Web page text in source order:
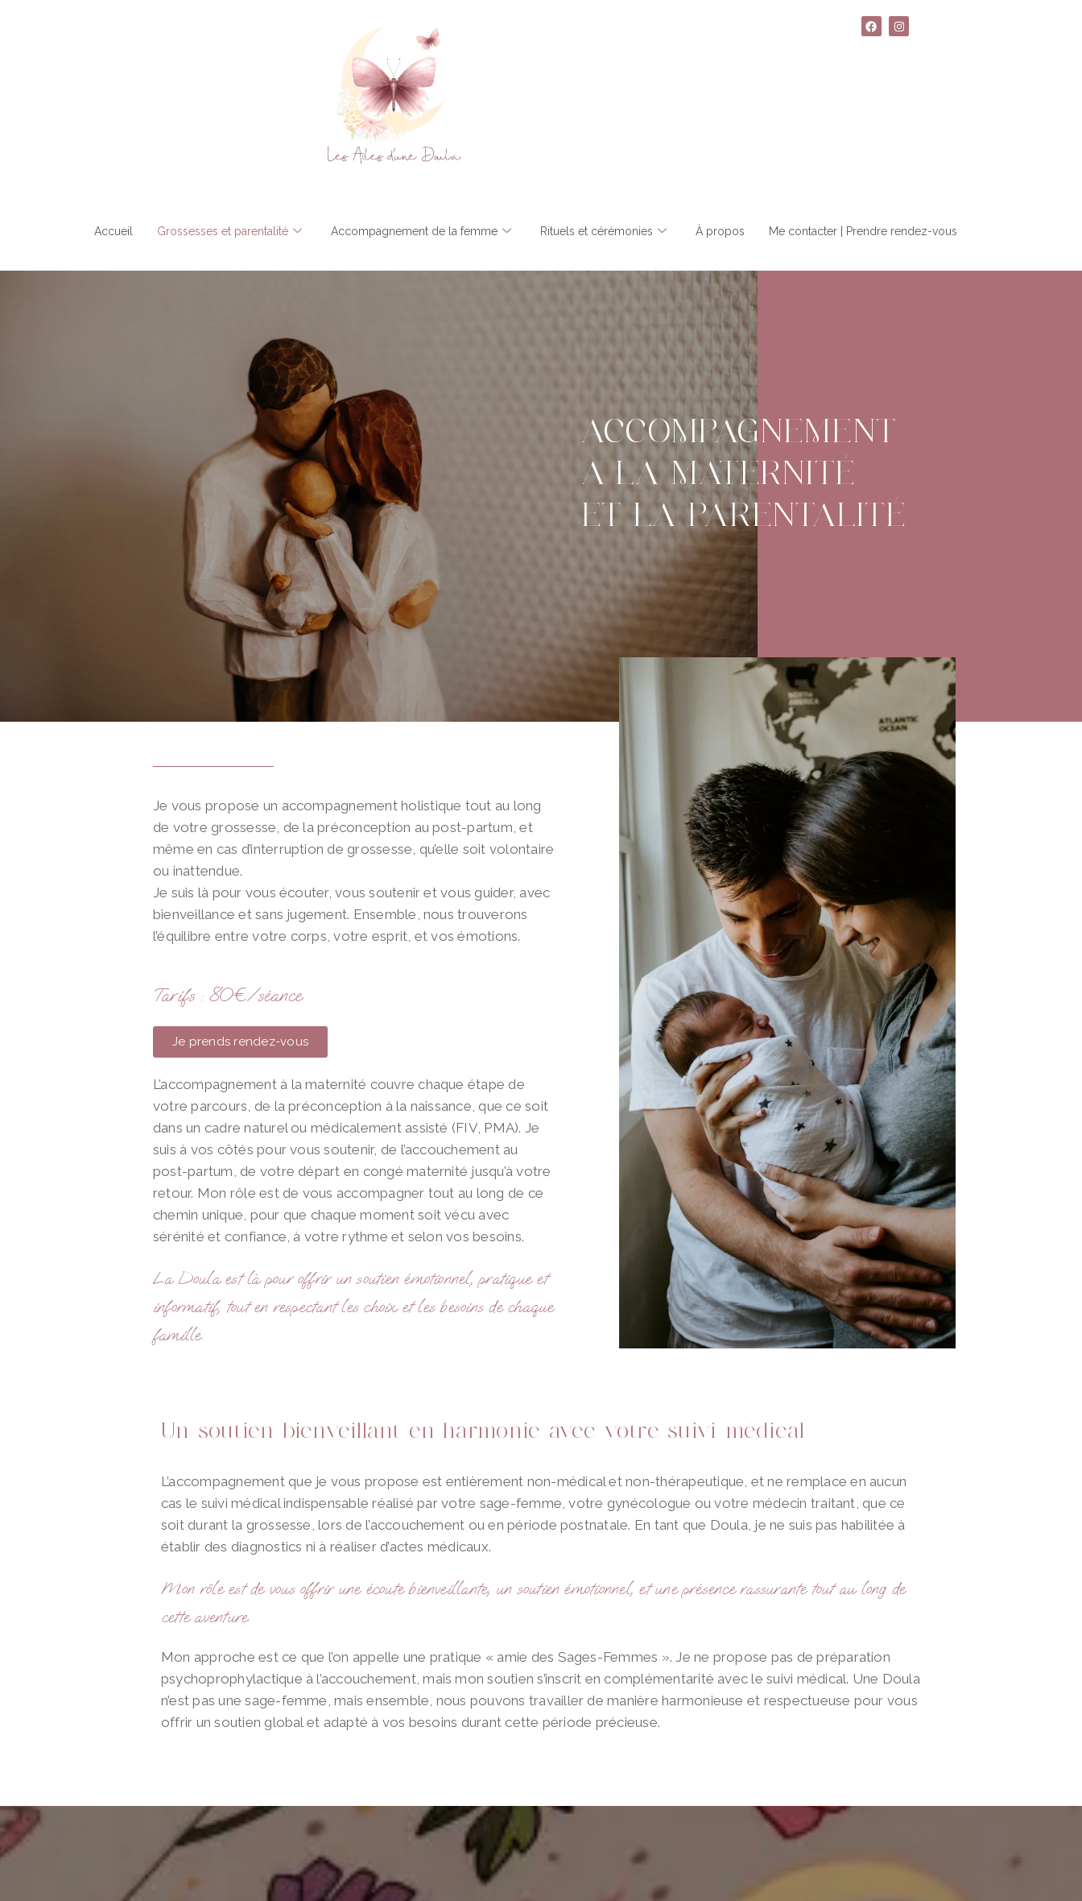
Accueil Grossesses et parentalité Accompagnement de la femme Rituels et cérémonies À propos Me contacter | Prendre rendez-vous
ACCOMPAGNEMENT
À LA MATERNITÉ
ET LA PARENTALITÉ
Je vous propose un accompagnement holistique tout au long
de votre grossesse, de la préconception au post-partum, et
même en cas d’interruption de grossesse, qu’elle soit volontaire
ou inattendue.
Je suis là pour vous écouter, vous soutenir et vous guider, avec
bienveillance et sans jugement. Ensemble, nous trouverons
l’équilibre entre votre corps, votre esprit, et vos émotions.
Tarifs : 80€/séance
Je prends rendez-vous
L’accompagnement à la maternité couvre chaque étape de
votre parcours, de la préconception à la naissance, que ce soit
dans un cadre naturel ou médicalement assisté (FIV, PMA). Je
suis à vos côtés pour vous soutenir, de l’accouchement au
post-partum, de votre départ en congé maternité jusqu’à votre
retour. Mon rôle est de vous accompagner tout au long de ce
chemin unique, pour que chaque moment soit vécu avec
sérénité et confiance, à votre rythme et selon vos besoins.
La Doula est là pour offrir un soutien émotionnel, pratique et
informatif, tout en respectant les choix et les besoins de chaque
famille.
Un soutien bienveillant en harmonie avec votre suivi médical
L’accompagnement que je vous propose est entièrement non-médical et non-thérapeutique, et ne remplace en aucun
cas le suivi médical indispensable réalisé par votre sage-femme, votre gynécologue ou votre médecin traitant, que ce
soit durant la grossesse, lors de l’accouchement ou en période postnatale. En tant que Doula, je ne suis pas habilitée à
établir des diagnostics ni à réaliser d’actes médicaux.
Mon rôle est de vous offrir une écoute bienveillante, un soutien émotionnel, et une présence rassurante tout au long de
cette aventure.
Mon approche est ce que l’on appelle une pratique « amie des Sages-Femmes ». Je ne propose pas de préparation
psychoprophylactique à l’accouchement, mais mon soutien s’inscrit en complémentarité avec le suivi médical. Une Doula
n’est pas une sage-femme, mais ensemble, nous pouvons travailler de manière harmonieuse et respectueuse pour vous
offrir un soutien global et adapté à vos besoins durant cette période précieuse.